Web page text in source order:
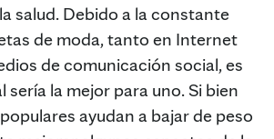
salud. Debido a la constante
de moda, tanto en Internet
de comunicación social, es
sería la mejor para uno. Si bien
ayudan a bajar de peso